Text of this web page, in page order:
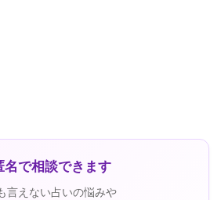
名で相談できます
言えない占いの悩みや